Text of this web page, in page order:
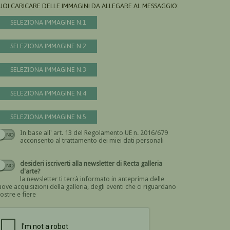
CARICARE DELLE IMMAGINI DA ALLEGARE AL MESSAGGIO:
SELEZIONA IMMAGINE N.1
SELEZIONA IMMAGINE N.2
SELEZIONA IMMAGINE N.3
SELEZIONA IMMAGINE N.4
SELEZIONA IMMAGINE N.5
In base all' art. 13 del Regolamento UE n. 2016/679
acconsento al trattamento dei miei dati personali
Devi dare il consenso
desideri iscriverti alla newsletter di Recta galleria
d'arte?
la newsletter ti terrà informato in anteprima delle
acquisizioni della galleria, degli eventi che ci riguardano
e fiere